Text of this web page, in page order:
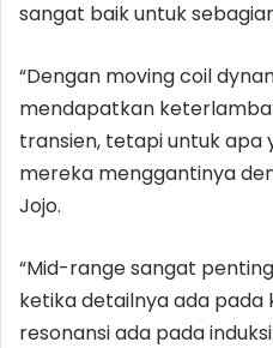
sangat baik untuk
“Dengan moving coil
mendapatkan
transien, tetapi untuk apa
mereka menggantinya
Jojo.
“Mid-range sangat
ketika detailnya ada pada
resonansi ada pada